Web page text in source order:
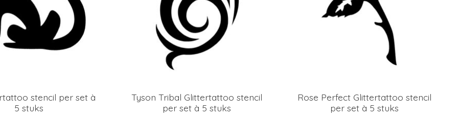
stencil per set à
5 stuks
Tyson Tribal Glittertattoo stencil
per set à 5 stuks
Rose Perfect Glittertattoo stencil
per set à 5 stuks